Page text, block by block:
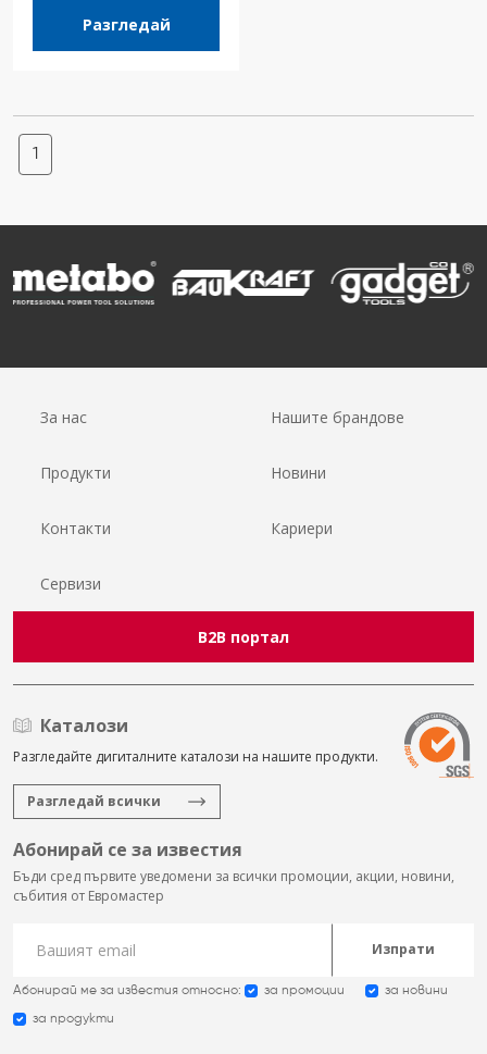
Разгледай
1
За нас Нашите брандове
Продукти Новини
Контакти Кариери
Сервизи
B2B портал
Каталози
Разгледайте дигиталните каталози на нашите продукти.
Разгледай всички
Абонирай се за известия
Бъди сред първите уведомени за всички промоции, акции, новини,
събития от Евромастер
Изпрати
Абонирай ме за известия относно: за промоции за новини
за продукти